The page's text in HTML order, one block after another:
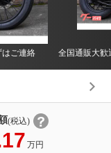
ご連絡
全国通販大歓
(税込)
万円